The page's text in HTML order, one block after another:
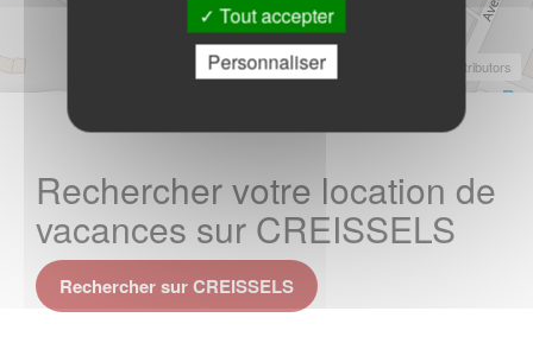
Leaflet| Contributors
Rechercher votre location de
vacances sur CREISSELS
Rechercher sur CREISSELS
Tout accepter
Personnaliser